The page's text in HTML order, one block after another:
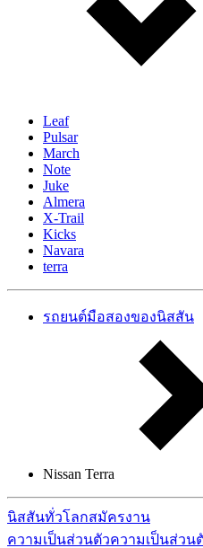
Leaf
Pulsar
March
Note
Juke
Almera
X-Trail
Kicks
Navara
terra
รถยนต์มือสองของนิสสัน
Nissan Terra
นิสสันทั่วโลกสมัครงาน
ความเป็นส่วนตัวความเป็นส่วน